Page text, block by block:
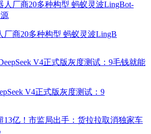
厂商20多种构型 蚂蚁灵波LingB
V4正式版灰度测试：9